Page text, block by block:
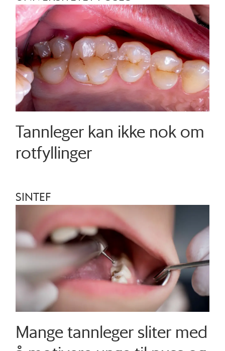
Tannleger kan ikke nok om
rotfyllinger
SINTEF
Mange tannleger sliter med